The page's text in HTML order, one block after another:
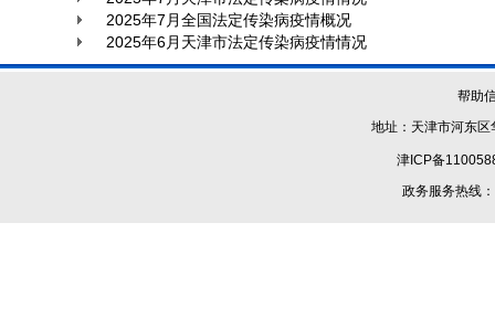
2025年7月全国法定传染病疫情概况
2025年6月天津市法定传染病疫情情况
帮助
地址：天津市河
津ICP备
政务服务热线